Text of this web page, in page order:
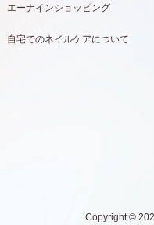
エーナインショッピング
自宅でのネイルケアについて
Copyright ©